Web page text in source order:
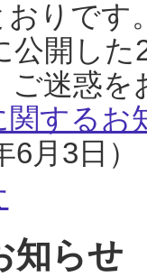
おりです
公開し
ご迷惑
関するお
月3日）
知らせ